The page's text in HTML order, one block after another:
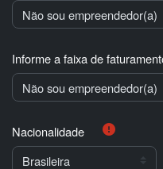
Informe a faixa de
Nacionalidade